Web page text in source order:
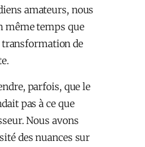
amateurs, nous
même temps que
transformation de
parfois, que le
pas à ce que
Nous avons
des nuances sur